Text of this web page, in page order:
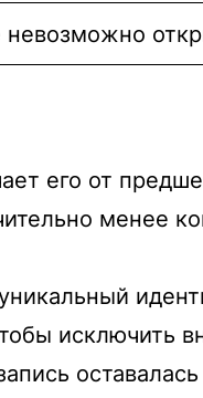
его от
менее
исключить